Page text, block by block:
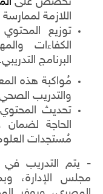
اللازمة
توزيع
الكفاءات
البرنامج التدريبي.
مُواكبة هذه
والتدريب
تحديث
الحاجة
مُستجدات
- يتم التدريب في
مجلس الإدارة،